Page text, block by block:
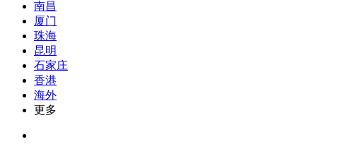
南昌
厦门
珠海
昆明
石家庄
香港
海外
更多